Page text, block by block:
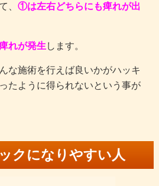
①は左右どちらにも痺れが出
れが発生 します。
な施術を行えば良いかがハッキ
たように得られないという事が
クになりやすい人